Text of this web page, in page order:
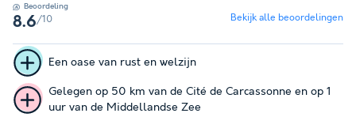
Beoordeling
8.6/10 Bekijk alle beoordelingen
Een oase van rust en welzijn
Gelegen op 50 km van de Cité de Carcassonne en op 1
uur van de Middellandse Zee